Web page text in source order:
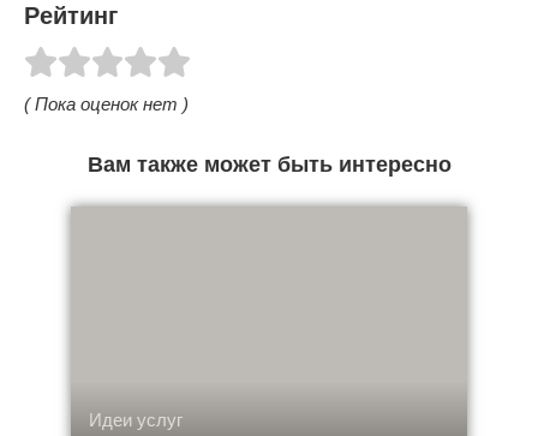
Рейтинг
( Пока оценок нет )
Вам также может быть интересно
Идеи услуг